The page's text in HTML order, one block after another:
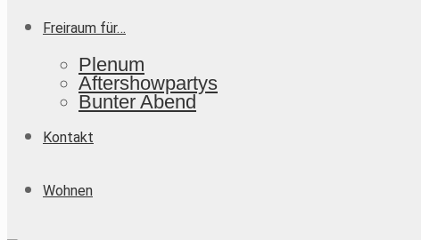
Freiraum für…
Plenum
Aftershowpartys
Bunter Abend
Kontakt
Wohnen